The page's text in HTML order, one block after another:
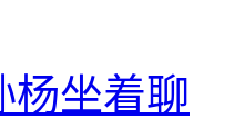
杨坐着聊